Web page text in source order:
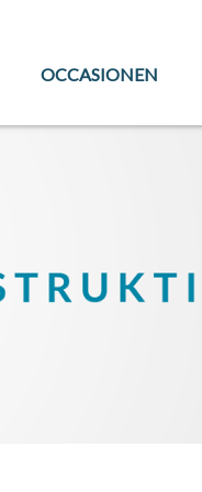
OCCASIONEN